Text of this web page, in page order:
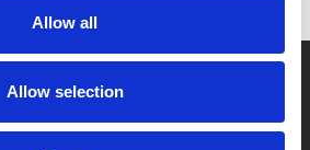
Allow all
Allow selection
van mentoren